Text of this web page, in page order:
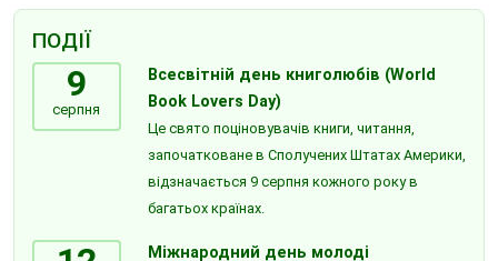
ПОДІЇ
9
серпня
Всесвітній день книголюбів (World
Book Lovers Day)
Це свято поціновувачів книги, читання,
започатковане в Сполучених Штатах Америки,
відзначається 9 серпня кожного року в
багатьох країнах.
Міжнародний день молоді